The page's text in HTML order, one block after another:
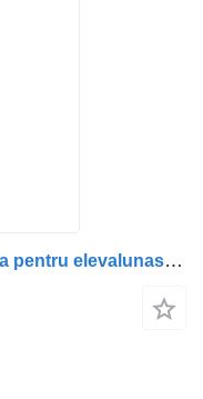
Motor Regulator de Geam Dreapta pentru elevalunas electrico para MAN 8128601-6138, 8125970-6108 camión